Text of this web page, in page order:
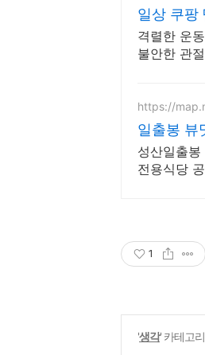
일상 쿠팡
격렬한 운
불안한 관
https://
일출봉 뷰
성산일출
전용식당
1
'생각' 카테고